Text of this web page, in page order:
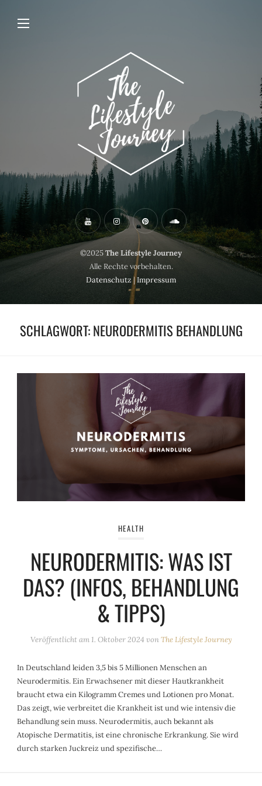
©2025The Lifestyle Journey
Alle Rechte vorbehalten.
Datenschutz|Impressum
SCHLAGWORT:NEURODERMITIS BEHANDLUNG
HEALTH
NEURODERMITIS: WAS IST
DAS? (INFOS, BEHANDLUNG
& TIPPS)
Veröffentlicht am1. Oktober 2024 vonThe Lifestyle Journey
In Deutschland leiden 3,5 bis 5 Millionen Menschen an
Neurodermitis. Ein Erwachsener mit dieser Hautkrankheit
braucht etwa ein Kilogramm Cremes und Lotionen pro Monat.
Das zeigt, wie verbreitet die Krankheit ist und wie intensiv die
Behandlung sein muss. Neurodermitis, auch bekannt als
Atopische Dermatitis, ist eine chronische Erkrankung. Sie wird
durch starken Juckreiz und spezifische…